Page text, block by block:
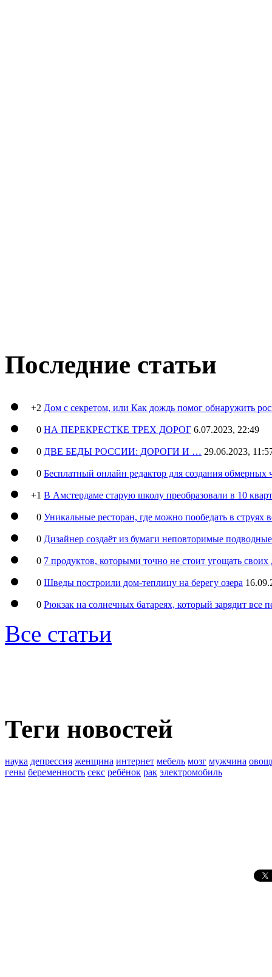
Последние статьи
+2 Дом с секретом, или Как дождь помог обнаружить
0 НА ПЕРЕКРЕСТКЕ ТРЕХ ДОРОГ 6.07.2023, 22:49
0 ДВЕ БЕДЫ РОССИИ: ДОРОГИ И … 29.06.2023,
0 Бесплатный онлайн редактор для создания обмерных
+1 В Амстердаме старую школу преобразовали в 10
0 Уникальные ресторан, где можно пообедать в струях
0 Дизайнер создаёт из бумаги неповторимые
0 7 продуктов, которыми точно не стоит угощать
0 Шведы построили дом-теплицу на берегу озера
0 Рюкзак на солнечных батареях, который зарядит все
Все статьи
Теги новостей
наука депрессия женщина интернет мебель мозг мужчина
гены беременность секс ребёнок рак электромобиль